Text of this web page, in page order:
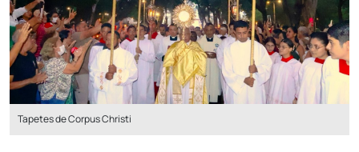
Tapetes de Corpus Christi